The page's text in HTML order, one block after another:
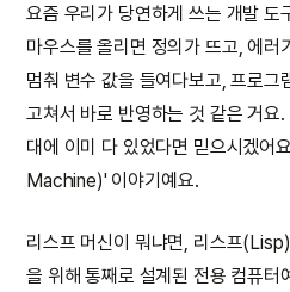
요즘 우리가 당연하게 쓰는 개발 도
마우스를 올리면 정의가 뜨고, 에러
멈춰 변수 값을 들여다보고, 프로그
고쳐서 바로 반영하는 것 같은 거
대에 이미 다 있었다면 믿으시겠어
Machine)' 이야기예요.
리스프 머신이 뭐냐면, 리스프
을 위해 통째로 설계된 전용 컴퓨터